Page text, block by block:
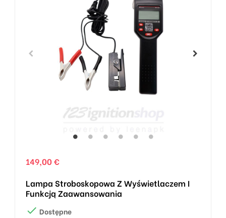
149,00 €
Lampa Stroboskopowa Z Wyświetlaczem I
Funkcją Zaawansowania
 Dostępne